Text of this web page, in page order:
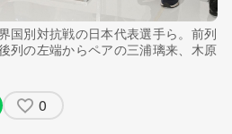
国別対抗戦の日本代表選手ら。前列
列の左端からペアの三浦璃来、木原
0